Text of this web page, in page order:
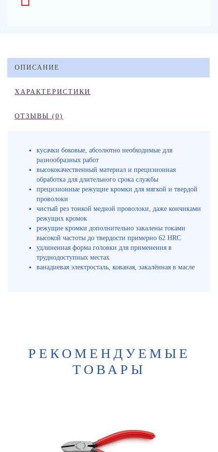
ОПИСАНИЕ
ХАРАКТЕРИСТИКИ
ОТЗЫВЫ (0)
кусачки боковые, абсолютно необходимые для
разнообразных работ
высококачественный материал и прецизионная
обработка для длительного срока службы
прецизионные режущие кромки для мягкой и твердой
проволоки
чистый рез тонкой медной проволоки, даже кончиками
режущих кромок
режущие кромки дополнительно закалены токами
высокой частоты до твердости примерно 62 HRC
удлиненная форма головки для применения в
труднодоступных местах
ванадиевая электросталь, кованая, закалённая в масле
РЕКОМЕНДУЕМЫЕ
ТОВАРЫ